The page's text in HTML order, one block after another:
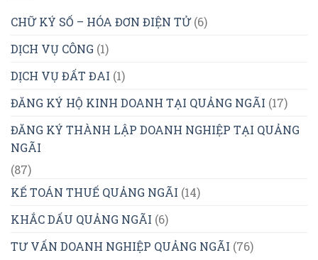
CHỮ KÝ SỐ – HÓA ĐƠN ĐIỆN TỬ(6)
DỊCH VỤ CÔNG (1)
DỊCH VỤ ĐẤT ĐAI (1)
ĐĂNG KÝ HỘ KINH DOANH TẠI QUẢNG NGÃI (17)
ĐĂNG KÝ THÀNH LẬP DOANH NGHIỆP TẠI QUẢNG
NGÃI
(87)
KẾ TOÁN THUẾ QUẢNG NGÃI (14)
KHẮC DẤU QUẢNG NGÃI (6)
TƯ VẤN DOANH NGHIỆP QUẢNG NGÃI (76)